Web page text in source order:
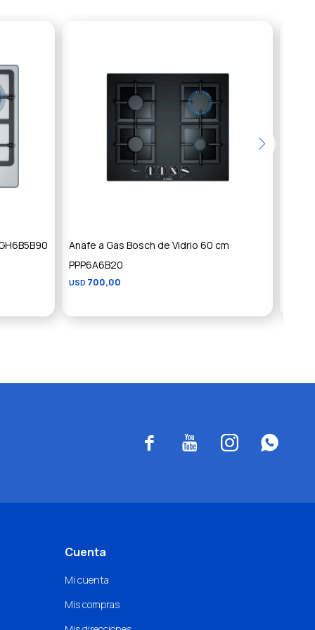
Anafe a Gas Bosch de Vidrio 60 cm
PPP6A6B20
USD 700,00
   
Cuenta
Mi cuenta
Mis compras